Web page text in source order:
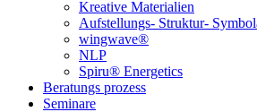
Kreative Materialien
Aufstellungs- Struktur-
wingwave®
NLP
Spiru® Energetics
Beratungs prozess
Seminare